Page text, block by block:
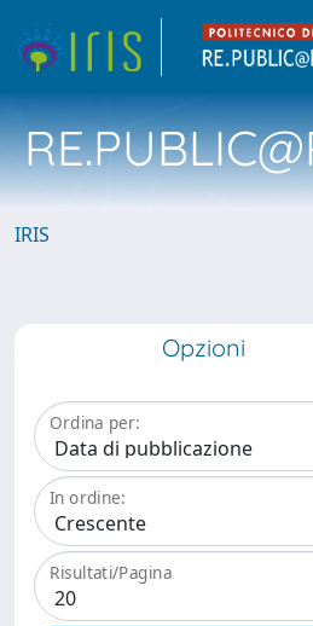
IRIS
Opzioni
Ordina per:
In ordine:
Risultati/Pagina